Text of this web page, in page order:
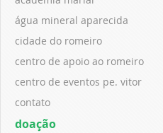
água mineral aparecida
cidade do romeiro
centro de apoio ao romeiro
centro de eventos pe. vitor
contato
doação